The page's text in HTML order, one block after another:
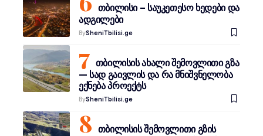
თბილისი – საუკეთესო ხედები და
ადგილები
BySheniTbilisi.ge
თბილისის ახალი შემოვლითი გზა
— სად გაივლის და რა მნიშვნელობა
ექნება პროექტს
BySheniTbilisi.ge
თბილისის შემოვლითი გზის